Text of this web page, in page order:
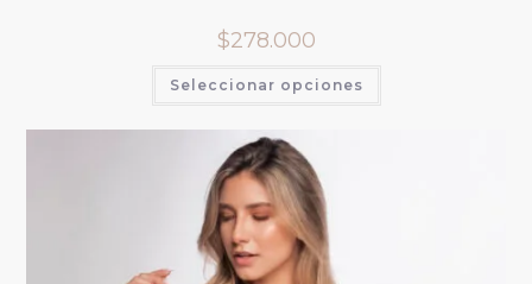
$278.000
Seleccionar opciones